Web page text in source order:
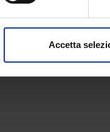
momento dalla
Accetta
Molecolare
Biology (DSVR)